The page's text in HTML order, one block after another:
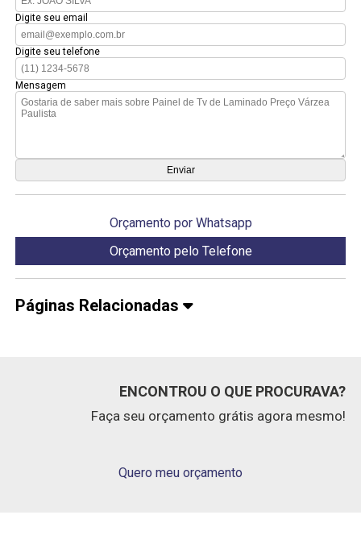
Digite seu email
Digite seu telefone
Mensagem
Orçamento por Whatsapp
Orçamento pelo Telefone
Páginas Relacionadas
ENCONTROU O QUE PROCURAVA?
Faça seu orçamento grátis agora mesmo!
Quero meu orçamento